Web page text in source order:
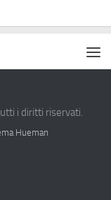
i diritti riservati.
Hueman